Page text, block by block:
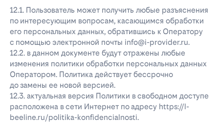
12.1. Пользователь может получить любые разъяснения
по интересующим вопросам, касающимся обработки
его персональных данных, обратившись к Оператору
с помощью электронной почты info@i-provider.ru.
12.2. в данном документе будут отражены любые
изменения политики обработки персональных данных
Оператором. Политика действует бессрочно
до замены ее новой версией.
12.3. актуальная версия Политики в свободном доступе
расположена в сети Интернет по адресу https://l-
beeline.ru/politika-konfidencialnosti.